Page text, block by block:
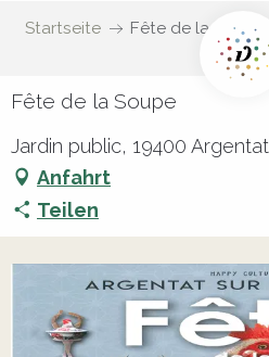
Startseite Fête de la Soupe
Fête de la Soupe
Jardin public, 19400 Argentat
Anfahrt
Teilen